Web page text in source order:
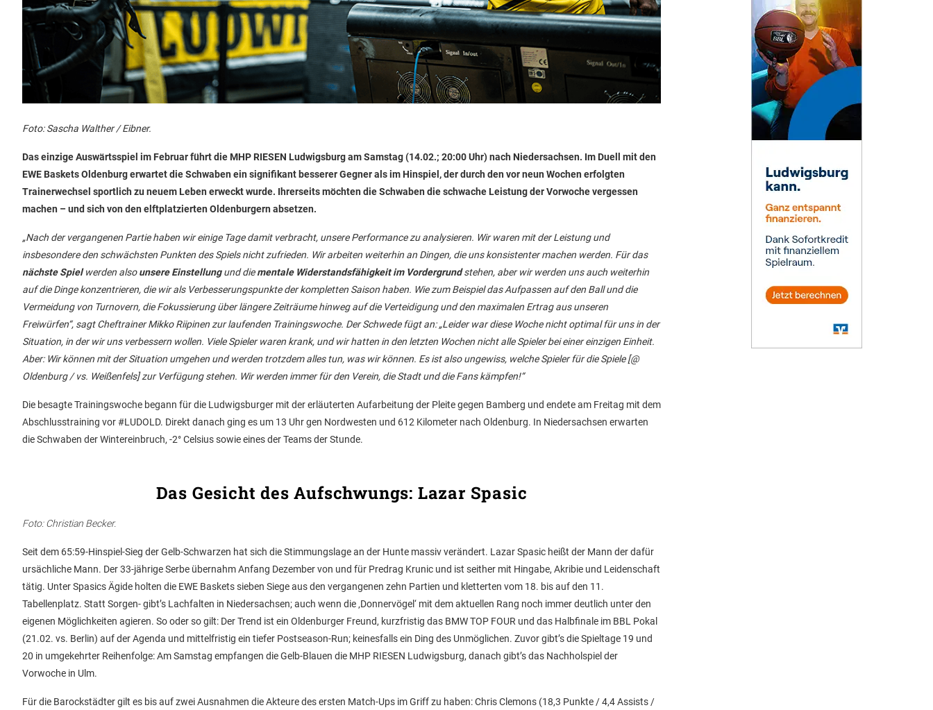
Foto: Sascha Walther / Eibner.
Das einzige Auswärtsspiel im Februar führt die MHP RIESEN Ludwigsburg am Samstag (14.02.; 20:00 Uhr) nach Niedersachsen. Im Duell mit den
EWE Baskets Oldenburg erwartet die Schwaben ein signifikant besserer Gegner als im Hinspiel, der durch den vor neun Wochen erfolgten
Trainerwechsel sportlich zu neuem Leben erweckt wurde. Ihrerseits möchten die Schwaben die schwache Leistung der Vorwoche vergessen
machen – und sich von den elftplatzierten Oldenburgern absetzen.
„Nach der vergangenen Partie haben wir einige Tage damit verbracht, unsere Performance zu analysieren. Wir waren mit der Leistung und
insbesondere den schwächsten Punkten des Spiels nicht zufrieden. Wir arbeiten weiterhin an Dingen, die uns konsistenter machen werden. Für das
nächste Spielwerden alsounsere Einstellungund diementale Widerstandsfähigkeit im Vordergrundstehen, aber wir werden uns auch weiterhin
auf die Dinge konzentrieren, die wir als Verbesserungspunkte der kompletten Saison haben. Wie zum Beispiel das Aufpassen auf den Ball und die
Vermeidung von Turnovern, die Fokussierung über längere Zeiträume hinweg auf die Verteidigung und den maximalen Ertrag aus unseren
Freiwürfen“, sagt Cheftrainer Mikko Riipinen zur laufenden Trainingswoche. Der Schwede fügt an: „Leider war diese Woche nicht optimal für uns in der
Situation, in der wir uns verbessern wollen. Viele Spieler waren krank, und wir hatten in den letzten Wochen nicht alle Spieler bei einer einzigen Einheit.
Aber: Wir können mit der Situation umgehen und werden trotzdem alles tun, was wir können. Es ist also ungewiss, welche Spieler für die Spiele [@
Oldenburg / vs. Weißenfels] zur Verfügung stehen. Wir werden immer für den Verein, die Stadt und die Fans kämpfen!“
Die besagte Trainingswoche begann für die Ludwigsburger mit der erläuterten Aufarbeitung der Pleite gegen Bamberg und endete am Freitag mit dem
Abschlusstraining vor #LUDOLD. Direkt danach ging es um 13 Uhr gen Nordwesten und 612 Kilometer nach Oldenburg. In Niedersachsen erwarten
die Schwaben der Wintereinbruch, -2° Celsius sowie eines der Teams der Stunde.
Das Gesicht des Aufschwungs: Lazar Spasic
Foto: Christian Becker.
Seit dem 65:59-Hinspiel-Sieg der Gelb-Schwarzen hat sich die Stimmungslage an der Hunte massiv verändert. Lazar Spasic heißt der Mann der dafür
ursächliche Mann. Der 33-jährige Serbe übernahm Anfang Dezember von und für Predrag Krunic und ist seither mit Hingabe, Akribie und Leidenschaft
tätig. Unter Spasics Ägide holten die EWE Baskets sieben Siege aus den vergangenen zehn Partien und kletterten vom 18. bis auf den 11.
Tabellenplatz. Statt Sorgen- gibt’s Lachfalten in Niedersachsen; auch wenn die ‚Donnervögel‘ mit dem aktuellen Rang noch immer deutlich unter den
eigenen Möglichkeiten agieren. So oder so gilt: Der Trend ist ein Oldenburger Freund, kurzfristig das BMW TOP FOUR und das Halbfinale im BBL Pokal
(21.02. vs. Berlin) auf der Agenda und mittelfristig ein tiefer Postseason-Run; keinesfalls ein Ding des Unmöglichen. Zuvor gibt’s die Spieltage 19 und
20 in umgekehrter Reihenfolge: Am Samstag empfangen die Gelb-Blauen die MHP RIESEN Ludwigsburg, danach gibt’s das Nachholspiel der
Vorwoche in Ulm.
Für die Barockstädter gilt es bis auf zwei Ausnahmen die Akteure des ersten Match-Ups im Griff zu haben: Chris Clemons (18,3 Punkte / 4,4 Assists /